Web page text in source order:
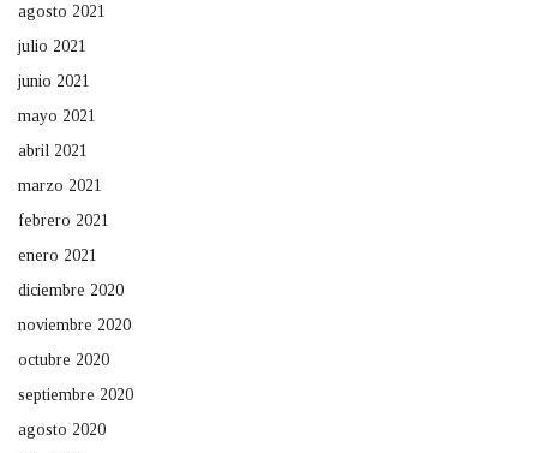
agosto 2021
julio 2021
junio 2021
mayo 2021
abril 2021
marzo 2021
febrero 2021
enero 2021
diciembre 2020
noviembre 2020
octubre 2020
septiembre 2020
agosto 2020